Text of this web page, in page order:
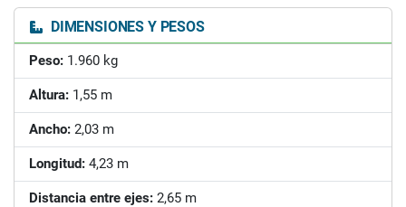
DIMENSIONES Y PESOS
Peso: 1.960 kg
Altura: 1,55 m
Ancho: 2,03 m
Longitud: 4,23 m
Distancia entre ejes: 2,65 m